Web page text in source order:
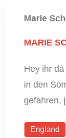
Marie
MARIE
Hey ihr
in den
gefahren,
England